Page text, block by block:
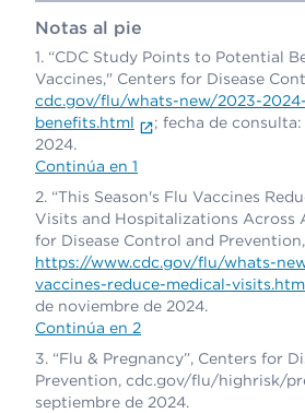
Notas al pie
“CDC Study Points to Potential
Vaccines," Centers for Disease
cdc.gov/flu/whats-new/2023-
benefits.html
; fecha de
2024.
Continúa en 1
“This Season's Flu Vaccines
Visits and Hospitalizations Across
for Disease Control and Prevention,
https://www.cdc.gov/flu/whats-
vaccines-reduce-medical-
de noviembre de 2024.
Continúa en 2
“Flu & Pregnancy”, Centers for
Prevention, cdc.gov/flu/highrisk/
septiembre de 2024.